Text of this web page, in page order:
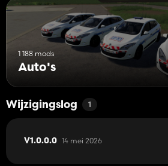
1 188 mods
Auto's
Wijzigingslog 1
V1.0.0.0 14 mei 2026